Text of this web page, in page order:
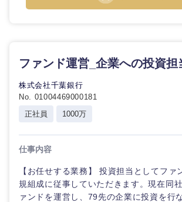
香川県 愛媛県
高知県
ファンド運営_企業への投資担
株式会社千葉銀行
No. 01004469000181
正社員
1000万
仕事内容
【お任せする業務】 投資担当としてファ
規組成に従事していただきます。現在同
ァンドを運営し、79先の企業に投資を行